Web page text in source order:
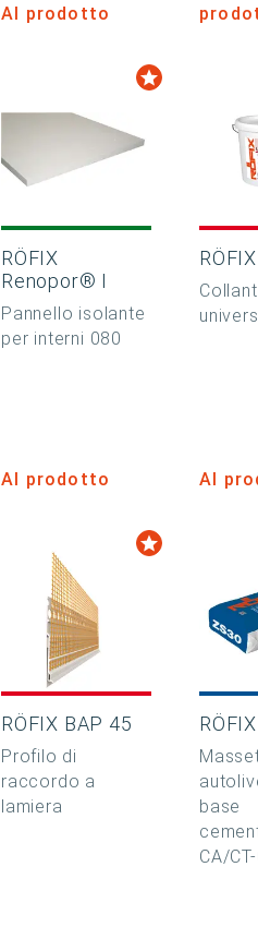
Al prodotto
RÖFIX
Renopor® I
Pannello isolante
per interni 080
Al prodotto Al
RÖFIX BAP 45
Profilo di
raccordo a
lamiera
base
CA/